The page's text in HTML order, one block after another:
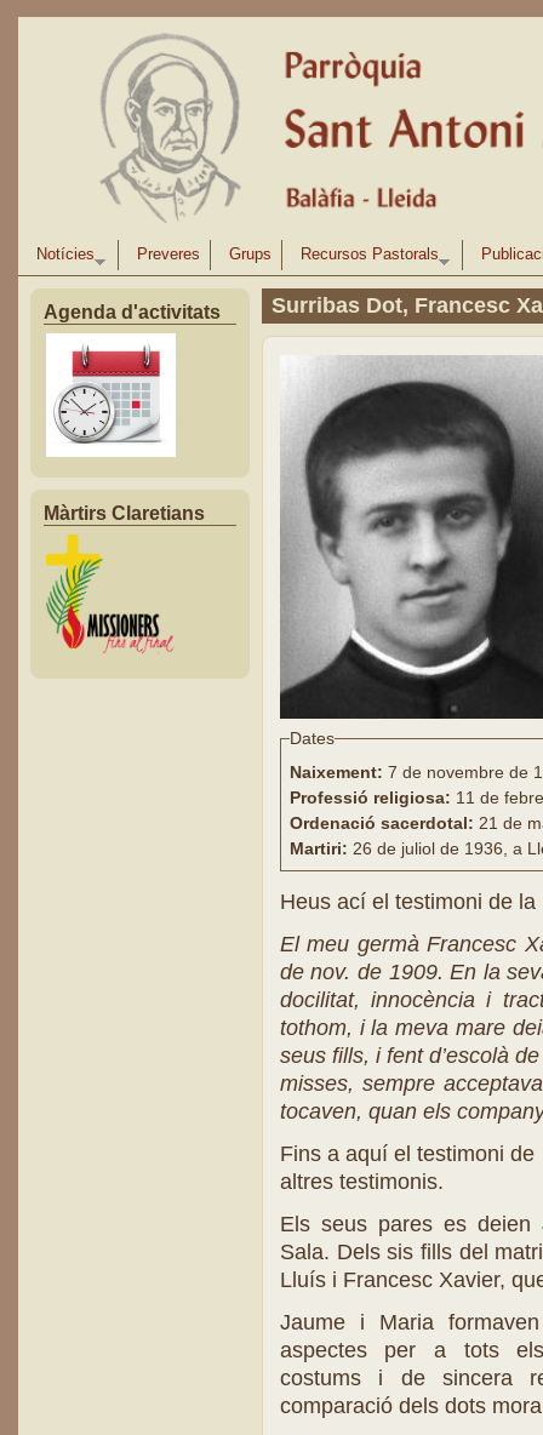
Notícies Preveres Grups Recursos Pastorals
Agenda d'activitats
Màrtirs Claretians
Surribas Dot, Francesc
Dates
Naixement: 7 de novembre de
Professió religiosa: 11 de
Ordenació sacerdotal: 21 de
Martiri: 26 de juliol de 1936, a
Heus ací el testimoni de
El meu germà Francesc
de nov. de 1909. En la
docilitat, innocència i
tothom, i la meva mare
seus fills, i fent d’escolà
misses, sempre
tocaven, quan els
Fins a aquí el testimoni
altres testimonis.
Els seus pares es deien
Sala. Dels sis fills del
Lluís i Francesc Xavier,
Jaume i Maria
aspectes per a tots els
costums i de sincera
comparació dels dots